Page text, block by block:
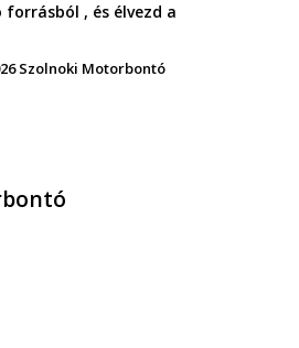
, és élvezd a
Szolnoki Motorbontó